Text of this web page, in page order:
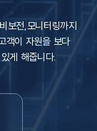
보전,모니터링까지
객이 자원을 보다
게 해줍니다.